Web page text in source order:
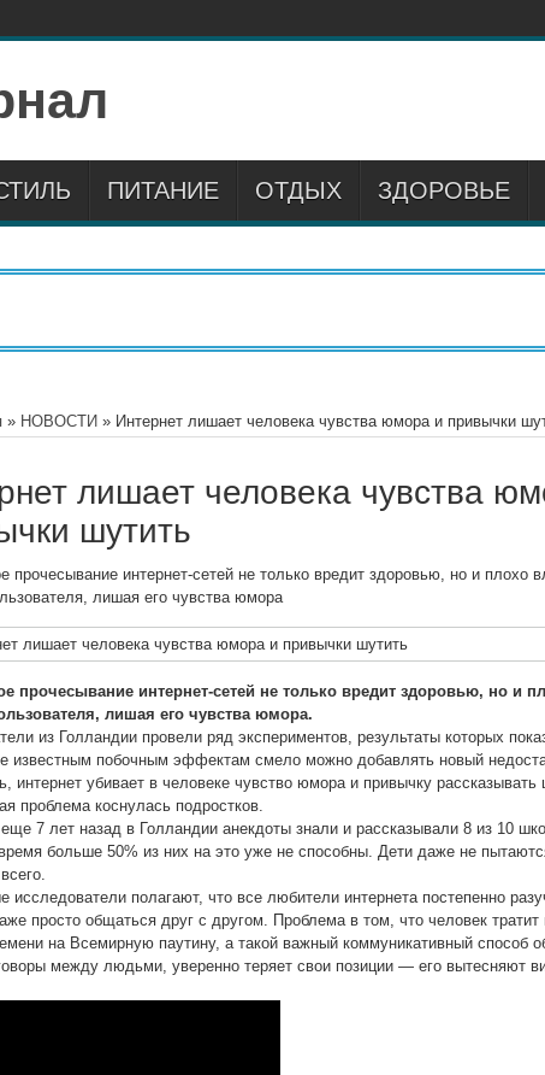
ПИТАНИЕ ОТДЫХ ЗДОРОВЬЕ
» НОВОСТИ » Интернет лишает человека чувства юмора и привычки
лишает человека чувства
шутить
прочесывание интернет-сетей не только вредит здоровью, но и плохо
лишая его чувства юмора
прочесывание интернет-сетей не только вредит здоровью, но и
лишая его чувства юмора.
из Голландии провели ряд экспериментов, результаты которых
известным побочным эффектам смело можно добавлять новый
интернет убивает в человеке чувство юмора и привычку
проблема коснулась подростков.
7 лет назад в Голландии анекдоты знали и рассказывали 8 из 10
больше 50% из них на это уже не способны. Дети даже не
исследователи полагают, что все любители интернета постепенно
просто общаться друг с другом. Проблема в том, что человек тратит
на Всемирную паутину, а такой важный коммуникативный способ
между людьми, уверенно теряет свои позиции — его вытесняют